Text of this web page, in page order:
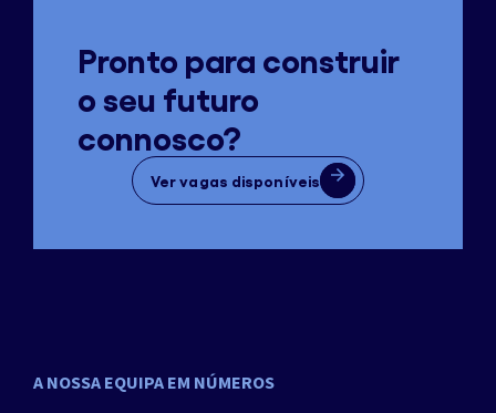
Pronto para construir
o seu futuro
connosco?
Ver vagas disponíveis
A NOSSA EQUIPA EM NÚMEROS